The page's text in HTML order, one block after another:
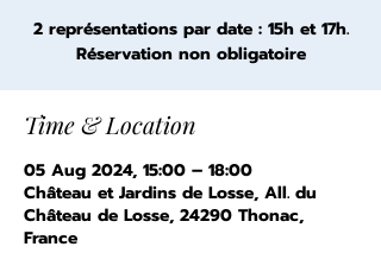
2 représentations par date : 15h et 17h.
Réservation non obligatoire
Time & Location
05 Aug 2024, 15:00 – 18:00
Château et Jardins de Losse, All. du
Château de Losse, 24290 Thonac,
France